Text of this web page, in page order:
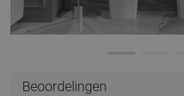
Beoordelingen